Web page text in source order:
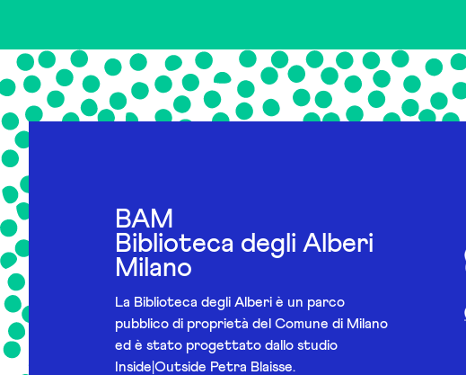
BAM
Biblioteca degli Alberi
Milano
La Biblioteca degli Alberi è un parco
pubblico di proprietà del Comune di Milano
ed è stato progettato dallo studio
Inside|Outside Petra Blaisse.